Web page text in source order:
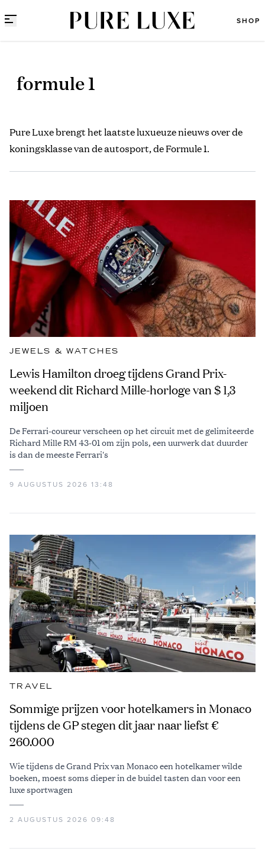
SHOP
formule 1
Pure Luxe brengt het laatste luxueuze nieuws over de
koningsklasse van de autosport, de Formule 1.
JEWELS & WATCHES
Lewis Hamilton droeg tijdens Grand Prix-
weekend dit Richard Mille-horloge van $ 1,3
miljoen
De Ferrari-coureur verscheen op het circuit met de gelimiteerde
Richard Mille RM 43-01 om zijn pols, een uurwerk dat duurder
is dan de meeste Ferrari's
9 AUGUSTUS 2026 13:48
TRAVEL
Sommige prijzen voor hotelkamers in Monaco
tijdens de GP stegen dit jaar naar liefst €
260.000
Wie tijdens de Grand Prix van Monaco een hotelkamer wilde
boeken, moest soms dieper in de buidel tasten dan voor een
luxe sportwagen
2 AUGUSTUS 2026 09:48